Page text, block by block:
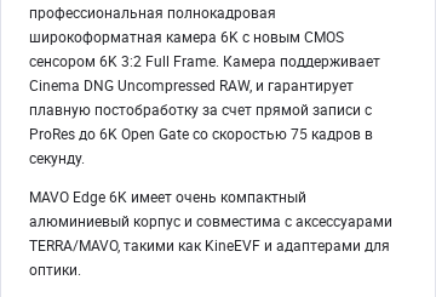
профессиональная полнокадровая
широкоформатная камера 6K с новым CMOS
сенсором 6K 3:2 Full Frame. Камера поддерживает
Cinema DNG Uncompressed RAW, и гарантирует
плавную постобработку за счет прямой записи с
ProRes до 6K Open Gate со скоростью 75 кадров в
секунду.
MAVO Edge 6K имеет очень компактный
алюминиевый корпус и совместима с аксессуарами
TERRA/MAVO, такими как KineEVF и адаптерами для
оптики.